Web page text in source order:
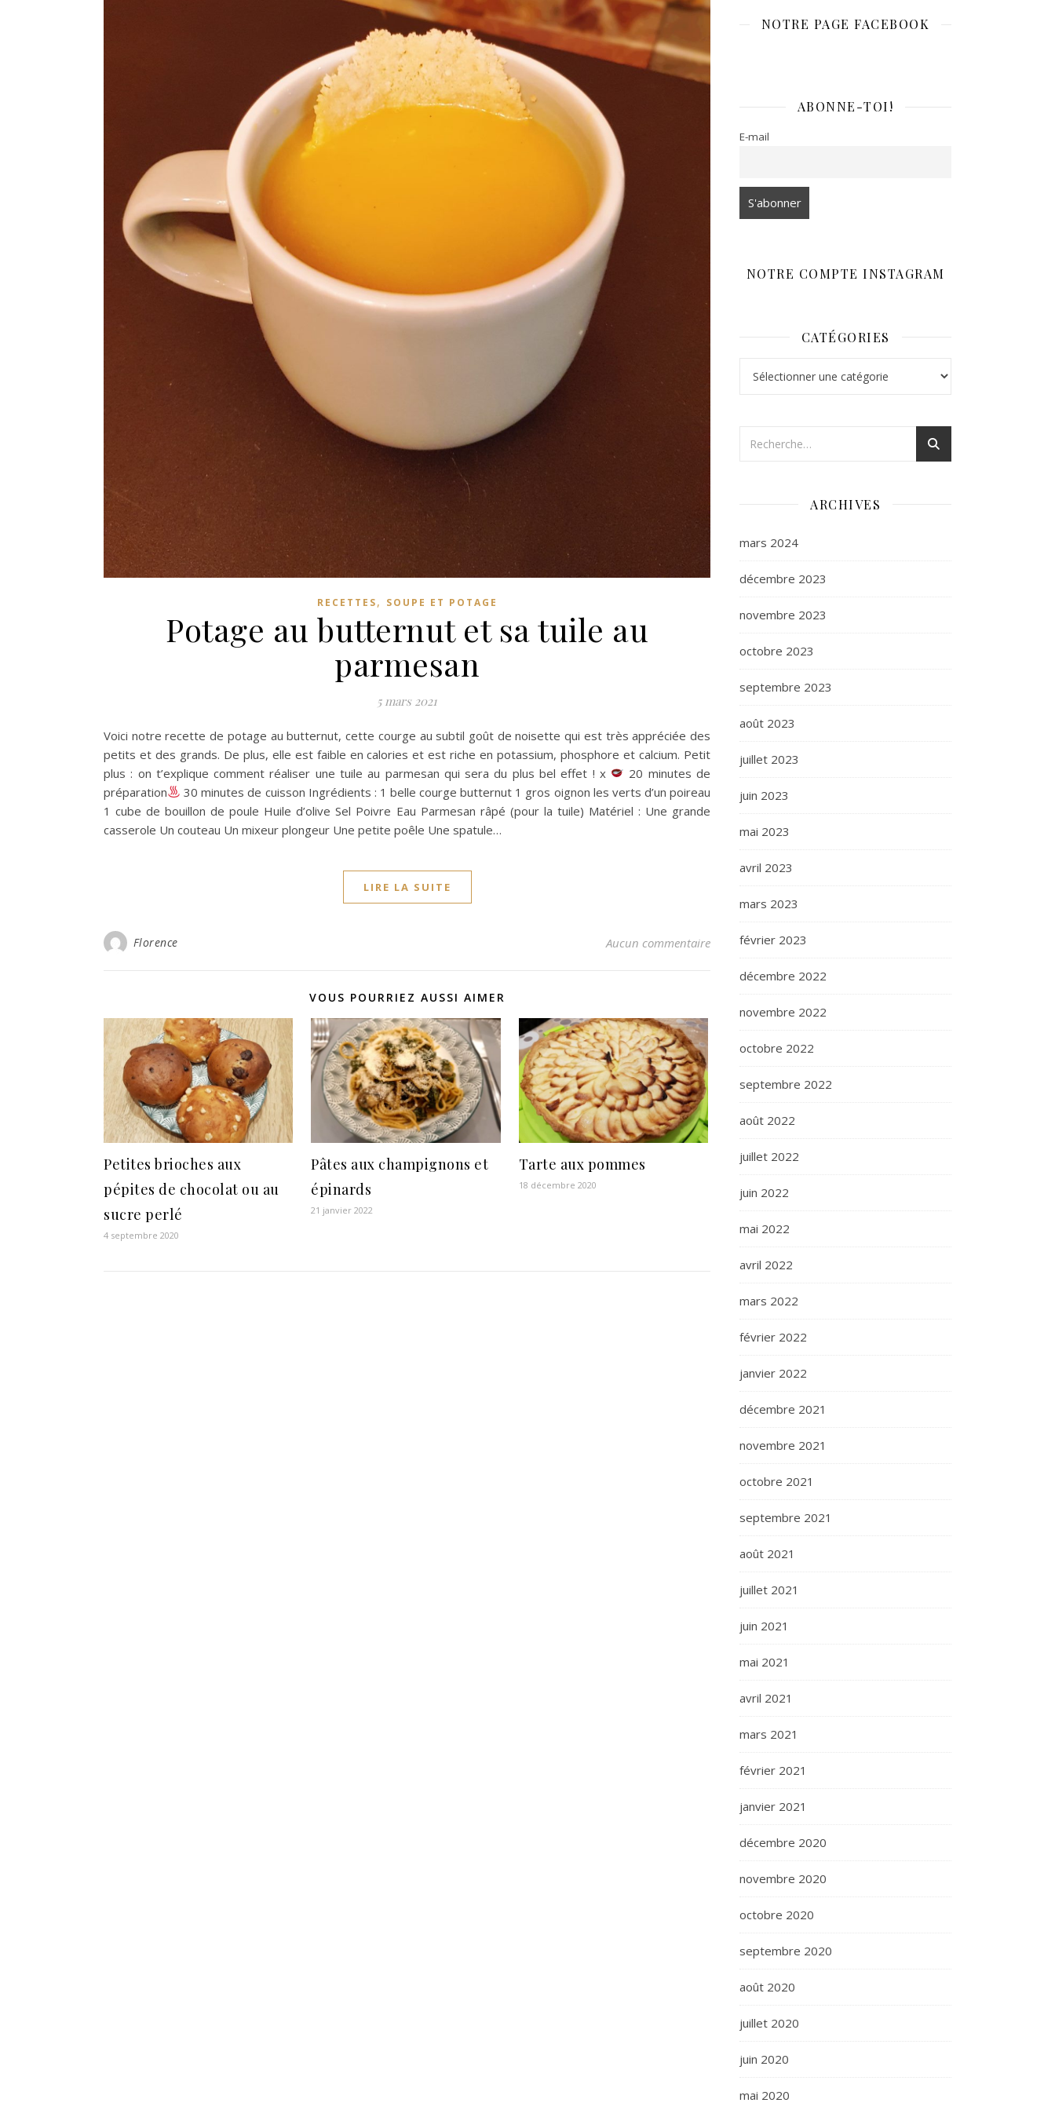
RECETTES, SOUPE ET POTAGE
Potage au butternut et sa tuile au
parmesan
5 mars 2021
Voici notre recette de potage au butternut, cette courge au subtil goût de noisette qui est très appréciée des
petits et des grands. De plus, elle est faible en calories et est riche en potassium, phosphore et calcium. Petit
plus : on t’explique comment réaliser une tuile au parmesan qui sera du plus bel effet ! x
20 minutes de
préparation
30 minutes de cuisson Ingrédients : 1 belle courge butternut 1 gros oignon les verts d’un poireau
1 cube de bouillon de poule Huile d’olive Sel Poivre Eau Parmesan râpé (pour la tuile) Matériel : Une grande
casserole Un couteau Un mixeur plongeur Une petite poêle Une spatule…
LIRE LA SUITE
Florence Aucun commentaire
VOUS POURRIEZ AUSSI AIMER
Petites brioches aux
pépites de chocolat ou au
sucre perlé
4 septembre 2020
Pâtes aux champignons et
épinards
21 janvier 2022
Tarte aux pommes
18 décembre 2020
NOTRE PAGE FACEBOOK
ABONNE-TOI!
E-mail
NOTRE COMPTE INSTAGRAM
CATÉGORIES
ARCHIVES
mars 2024
décembre 2023
novembre 2023
octobre 2023
septembre 2023
août 2023
juillet 2023
juin 2023
mai 2023
avril 2023
mars 2023
février 2023
décembre 2022
novembre 2022
octobre 2022
septembre 2022
août 2022
juillet 2022
juin 2022
mai 2022
avril 2022
mars 2022
février 2022
janvier 2022
décembre 2021
novembre 2021
octobre 2021
septembre 2021
août 2021
juillet 2021
juin 2021
mai 2021
avril 2021
mars 2021
février 2021
janvier 2021
décembre 2020
novembre 2020
octobre 2020
septembre 2020
août 2020
juillet 2020
juin 2020
mai 2020